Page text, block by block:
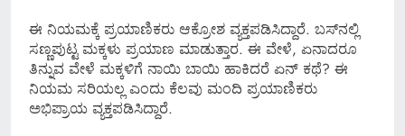
ಈ ನಿಯಮಕ್ಕೆ ಪ್ರಯಾಣಿಕರು ಆಕ್ರೋಶ ವ್ಯಕ್ತಪಡಿಸಿದ್ದಾರೆ. ಬಸ್​​ನಲ್ಲಿ
ಸಣ್ಣಪುಟ್ಟ ಮಕ್ಕಳು ಪ್ರಯಾಣ ಮಾಡುತ್ತಾರ. ಈ ವೇಳೆ, ಏನಾದರೂ
ತಿನ್ನುವ ವೇಳೆ ಮಕ್ಕಳಿಗೆ ನಾಯಿ ಬಾಯಿ ಹಾಕಿದರೆ ಏನ್ ಕಥೆ? ಈ
ನಿಯಮ ಸರಿಯಲ್ಲ ಎಂದು ಕೆಲವು ಮಂದಿ ಪ್ರಯಾಣಿಕರು
ಅಭಿಪ್ರಾಯ ವ್ಯಕ್ತಪಡಿಸಿದ್ದಾರೆ.